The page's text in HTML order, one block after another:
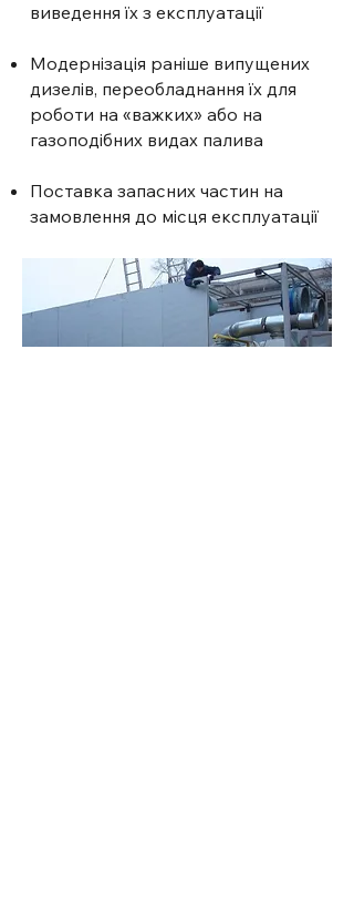
виведення їх з експлуатації
Модернізація раніше випущених
дизелів, переобладнання їх для
роботи на «важких» або на
газоподібних видах палива
Поставка запасних частин на
замовлення до місця експлуатації